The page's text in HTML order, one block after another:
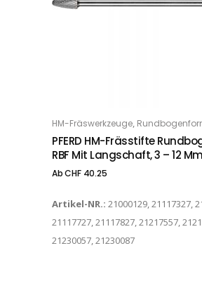
OPTIONS
HM-Fräswerkzeuge,
PFERD HM-Frässtifte
RBF Mit Langschaft, 3 – 12 Mm
AbCHF40.25
Artikel-NR.: 21000129, 21117327,
21117727, 21117827, 21217557,
21230057, 21230087